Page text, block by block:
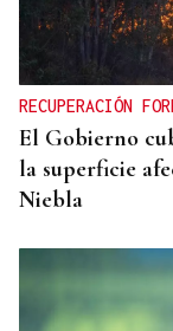
RECUPERACIÓN
El Gobierno
la superficie
Niebla